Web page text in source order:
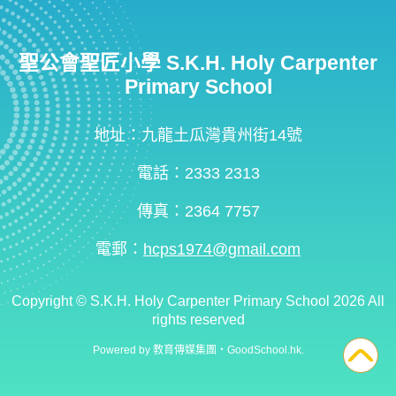
聖公會聖匠小學 S.K.H. Holy Carpenter
Primary School
地址：九龍土瓜灣貴州街14號
電話：2333 2313
傳真：2364 7757
電郵： hcps1974@gmail.com
Copyright © S.K.H. Holy Carpenter Primary School 2026 All
rights reserved
Powered by 教育傳媒集團 ‧ GoodSchool.hk.